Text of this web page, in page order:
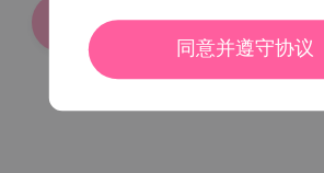
登录/注册
密码登录
同意并遵守协议